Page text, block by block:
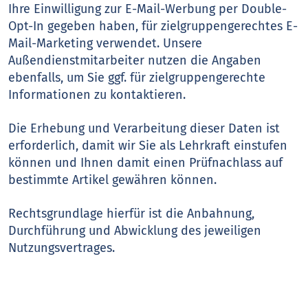
Ihre Einwilligung zur E-Mail-Werbung per Double-
Opt-In gegeben haben, für zielgruppengerechtes E-
Mail-Marketing verwendet. Unsere
Außendienstmitarbeiter nutzen die Angaben
ebenfalls, um Sie ggf. für zielgruppengerechte
Informationen zu kontaktieren.
Die Erhebung und Verarbeitung dieser Daten ist
erforderlich, damit wir Sie als Lehrkraft einstufen
können und Ihnen damit einen Prüfnachlass auf
bestimmte Artikel gewähren können.
Rechtsgrundlage hierfür ist die Anbahnung,
Durchführung und Abwicklung des jeweiligen
Nutzungsvertrages.